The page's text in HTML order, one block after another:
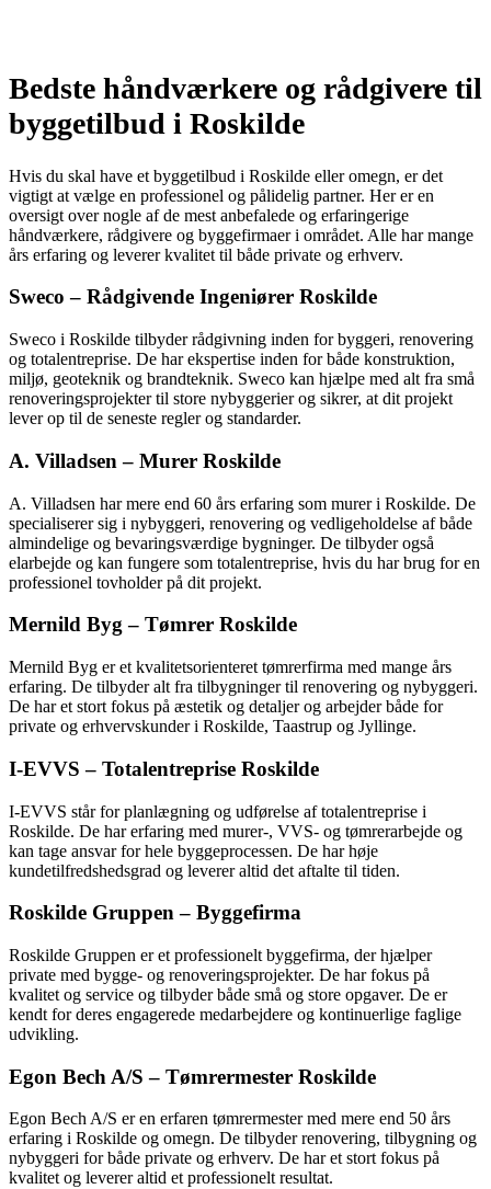
Bedste håndværkere og rådgivere til
byggetilbud i Roskilde
Hvis du skal have et byggetilbud i Roskilde eller omegn, er det
vigtigt at vælge en professionel og pålidelig partner. Her er en
oversigt over nogle af de mest anbefalede og erfaringerige
håndværkere, rådgivere og byggefirmaer i området. Alle har mange
års erfaring og leverer kvalitet til både private og erhverv.
Sweco – Rådgivende Ingeniører Roskilde
Sweco i Roskilde tilbyder rådgivning inden for byggeri, renovering
og totalentreprise. De har ekspertise inden for både konstruktion,
miljø, geoteknik og brandteknik. Sweco kan hjælpe med alt fra små
renoveringsprojekter til store nybyggerier og sikrer, at dit projekt
lever op til de seneste regler og standarder.
A. Villadsen – Murer Roskilde
A. Villadsen har mere end 60 års erfaring som murer i Roskilde. De
specialiserer sig i nybyggeri, renovering og vedligeholdelse af både
almindelige og bevaringsværdige bygninger. De tilbyder også
elarbejde og kan fungere som totalentreprise, hvis du har brug for en
professionel tovholder på dit projekt.
Mernild Byg – Tømrer Roskilde
Mernild Byg er et kvalitetsorienteret tømrerfirma med mange års
erfaring. De tilbyder alt fra tilbygninger til renovering og nybyggeri.
De har et stort fokus på æstetik og detaljer og arbejder både for
private og erhvervskunder i Roskilde, Taastrup og Jyllinge.
I-EVVS – Totalentreprise Roskilde
I-EVVS står for planlægning og udførelse af totalentreprise i
Roskilde. De har erfaring med murer-, VVS- og tømrerarbejde og
kan tage ansvar for hele byggeprocessen. De har høje
kundetilfredshedsgrad og leverer altid det aftalte til tiden.
Roskilde Gruppen – Byggefirma
Roskilde Gruppen er et professionelt byggefirma, der hjælper
private med bygge- og renoveringsprojekter. De har fokus på
kvalitet og service og tilbyder både små og store opgaver. De er
kendt for deres engagerede medarbejdere og kontinuerlige faglige
udvikling.
Egon Bech A/S – Tømrermester Roskilde
Egon Bech A/S er en erfaren tømrermester med mere end 50 års
erfaring i Roskilde og omegn. De tilbyder renovering, tilbygning og
nybyggeri for både private og erhverv. De har et stort fokus på
kvalitet og leverer altid et professionelt resultat.